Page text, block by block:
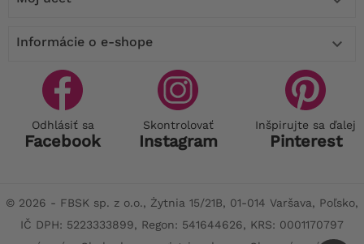
Informácie o e-shope 
Odhlásiť sa
Facebook
Skontrolovať
Instagram
Inšpirujte sa ďalej
Pinterest
© 2026 - FBSK sp. z o.o., Żytnia 15/21B, 01-014 Varšava, Poľsko,
IČ DPH: 5223333899, Regon: 541644626, KRS: 0001170797